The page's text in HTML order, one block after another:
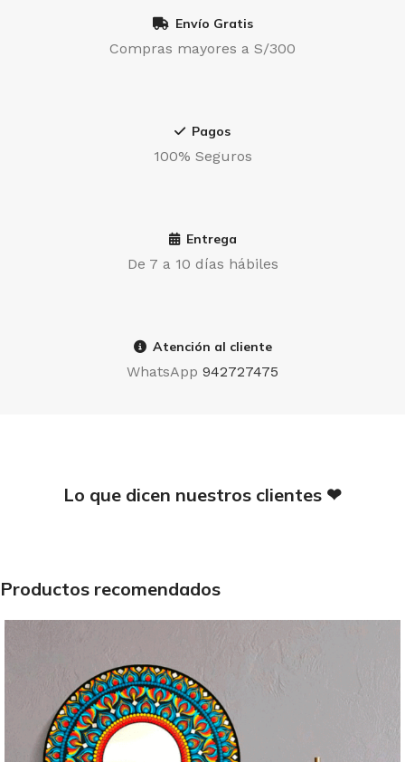
Envío Gratis
Compras mayores a S/300
Pagos
100% Seguros
Entrega
De 7 a 10 días hábiles
Atención al cliente
WhatsApp 942727475
Lo que dicen nuestros clientes ❤
Productos recomendados